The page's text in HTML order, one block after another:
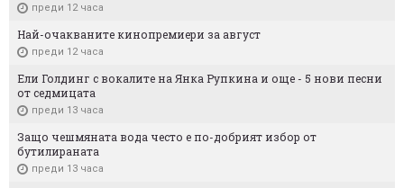
преди 12 часа
Най-очакваните кинопремиери за август
преди 12 часа
Ели Голдинг с вокалите на Янка Рупкина и още - 5 нови песни
от седмицата
преди 13 часа
Защо чешмяната вода често е по-добрият избор от
бутилираната
преди 13 часа